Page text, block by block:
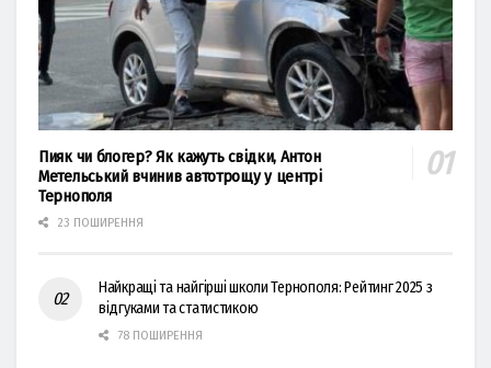
Пияк чи блогер? Як кажуть свідки, Антон
Метельський вчинив автотрощу у центрі
Тернополя
23 ПОШИРЕННЯ
Найкращі та найгірші школи Тернополя: Рейтинг 2025 з
відгуками та статистикою
78 ПОШИРЕННЯ